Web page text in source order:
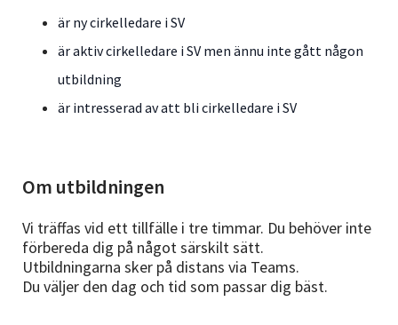
är ny cirkelledare i SV
är aktiv cirkelledare i SV men ännu inte gått någon
utbildning
är intresserad av att bli cirkelledare i SV
Om utbildningen
Vi träffas vid ett tillfälle i tre timmar. Du behöver inte
förbereda dig på något särskilt sätt.
Utbildningarna sker på distans via Teams.
Du väljer den dag och tid som passar dig bäst.